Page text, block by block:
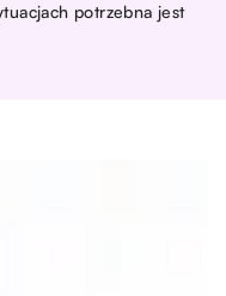
potrzebna jest